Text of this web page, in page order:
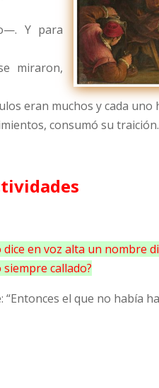
Y para
miraron,
eran muchos y cada
consumó su traición.
en voz alta un nombre
callado?
el que no había